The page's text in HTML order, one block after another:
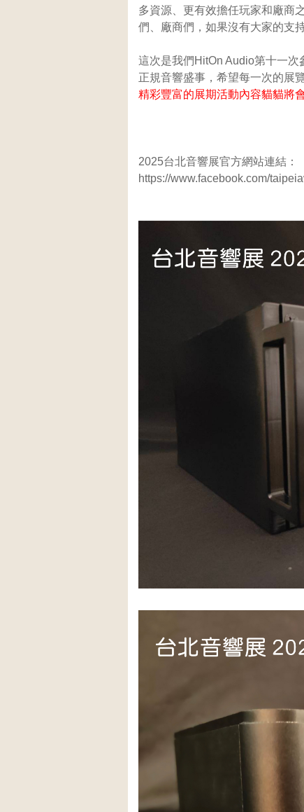
多資源、更有效擔任玩家和廠商
們、廠商們，如果沒有大家的支
這次是我們HitOn Audio第十一
正規音響盛事，希望每一次的展
精彩豐富的展期活動內容貓貓將
2025台北音響展官方網站連結：
https://www.facebook.com/